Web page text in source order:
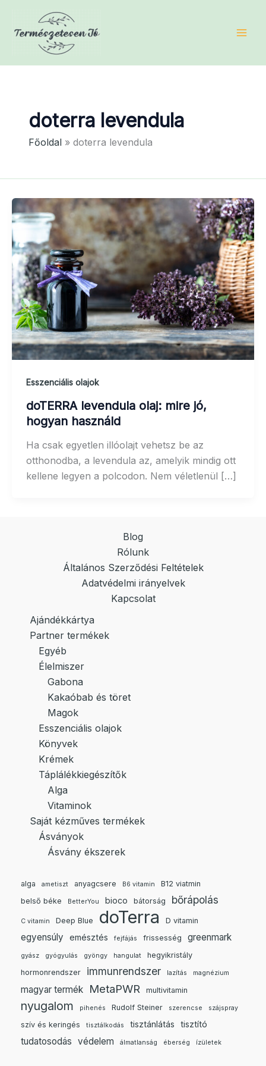
content
doterra levendula
Főoldal doterra levendula
Esszenciális olajok
doTERRA levendula olaj: mire jó,
hogyan használd
Ha csak egyetlen illóolajt vehetsz be az
otthonodba, a levendula az, amelyik mindig ott
kellene legyen a polcodon. Nem véletlenül […]
Blog
Rólunk
Általános Szerződési Feltételek
Adatvédelmi irányelvek
Kapcsolat
Ajándékkártya
Partner termékek
Egyéb
Élelmiszer
Gabona
Kakaóbab és töret
Magok
Esszenciális olajok
Könyvek
Krémek
Táplálékkiegészítők
Alga
Vitaminok
Saját kézműves termékek
Ásványok
Ásvány ékszerek
alga ametiszt anyagcsere B6 vitamin
B12 viatmin
belső béke
BetterYou bioco bátorság bőrápolás
C vitamin Deep Blue doTerra D vitamin
egyensúly emésztés fejfájás frissesség greenmark
gyász gyógyulás gyöngy hangulat
hegyikristály
hormonrendszer
immunrendszer lazítás magnézium
magyar termék MetaPWR multivitamin
nyugalom pihenés Rudolf Steiner szerencse szájspray
szív és keringés tisztálkodás tisztánlátás tisztító
tudatosodás védelem álmatlanság éberség ízületek